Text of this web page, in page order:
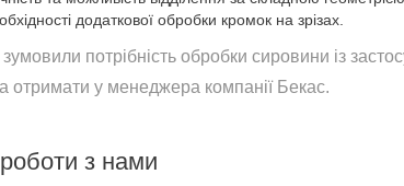
додаткової обробки кромок на зрізах.
зумовили потрібність обробки сировини із
отримати у менеджера компанії Бекас.
з нами